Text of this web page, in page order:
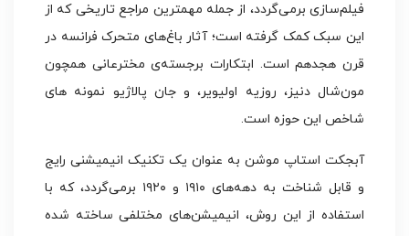
فیلم‌سازی برمی‌گردد، از جمله مهمترین مراجع تاریخی که از
این سبک کمک گرفته است؛ آثار باغ‌های متحرک فرانسه در
قرن هجدهم است. ابتکارات برجسته‌ی مخترعانی همچون
مون‌شال دنیز، روزیه اولیویر، و جان پالاژیو نمونه های
شاخص این حوزه است.
آبجکت استاپ موشن به عنوان یک تکنیک انیمیشنی رایج
و قابل شناخت به دهه‌های ۱۹۱۰ و ۱۹۲۰ برمی‌گردد، که با
استفاده از این روش، انیمیشن‌های مختلفی ساخته شده